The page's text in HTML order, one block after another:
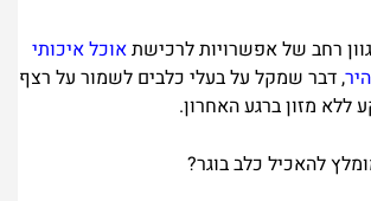
רחב של אפשרויות לרכישתאוכל איכותי
, דבר שמקל על בעלי כלבים לשמור על רצף
ללא מזון ברגע האחרון.
להאכיל כלב בוגר?